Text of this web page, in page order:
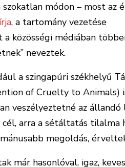
módon – most az
, a tartomány vezetése
közösségi médiában
neveztek.
a szingapúri székhelyű
of Cruelty to Animals)
veszélyeztetné az állandó
cél, arra a sétáltatás
megoldás,
már hasonlóval, igaz,